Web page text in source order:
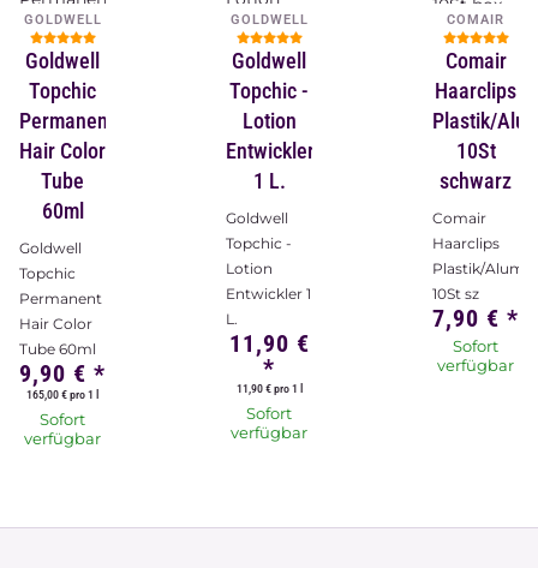
GOLDWELL
Goldwell
Topchic
Permanent
Hair Color
Tube
60ml
Goldwell
Topchic
Permanent
Hair Color
Tube 60ml
9,90 € *
165,00 € pro 1 l
Sofort
verfügbar
GOLDWELL
Goldwell
Topchic -
Lotion
Entwickler
1 L.
Goldwell
Topchic -
Lotion
Entwickler 1
L.
11,90 €
*
11,90 € pro 1 l
Sofort
verfügbar
COMAIR
Comair
Haarclips
Plastik/
10St
schwarz
Comair
Haarclips
Plastik/
10St sz
7,90 € *
Sofort
verfügbar